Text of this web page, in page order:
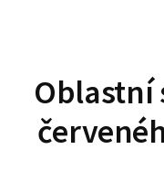
Oblastní